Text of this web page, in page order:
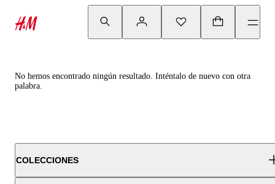
No hemos encontrado ningún resultado. Inténtalo de nuevo con otra
palabra.
COLECCIONES